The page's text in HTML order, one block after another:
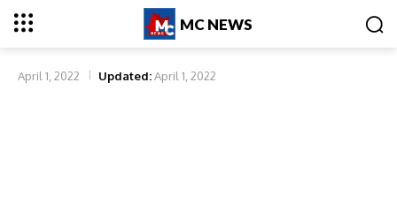
MC NEWS
April 1, 2022 Updated:April 1, 2022